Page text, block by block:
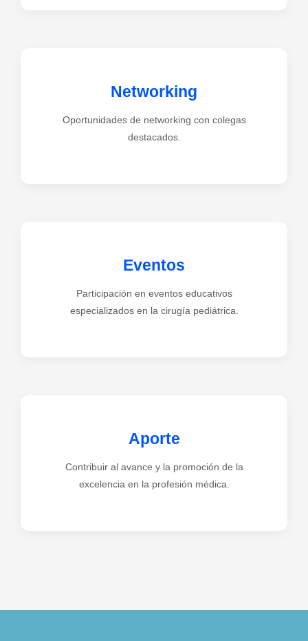
Networking
Oportunidades de networking con colegas
destacados.
Eventos
Participación en eventos educativos
especializados en la cirugía pediátrica.
Aporte
Contribuir al avance y la promoción de la
excelencia en la profesión médica.